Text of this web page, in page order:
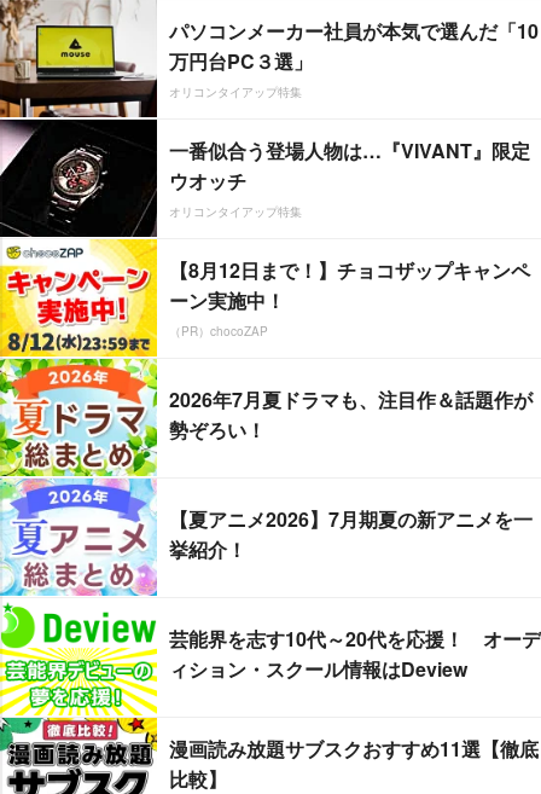
パソコンメーカー社員が本気で選んだ「10
万円台PC３選」
オリコンタイアップ特集
一番似合う登場人物は…『VIVANT』限定
ウオッチ
オリコンタイアップ特集
【8月12日まで！】チョコザップキャンペ
ーン実施中！
（PR）chocoZAP
2026年7月夏ドラマも、注目作＆話題作が
勢ぞろい！
【夏アニメ2026】7月期夏の新アニメを一
挙紹介！
芸能界を志す10代～20代を応援！ オーデ
ィション・スクール情報はDeview
漫画読み放題サブスクおすすめ11選【徹底
比較】